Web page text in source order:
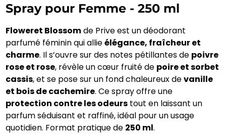
Spray pour Femme - 250 ml
Floweret Blossomde Prive est un déodorant
parfumé féminin qui allieélégance, fraîcheur et
charme. Il s’ouvre sur des notes pétillantes de poivre
rose et rose, révèle un cœur fruité de poire et sorbet
cassis, et se pose sur un fond chaleureux devanille
et bois de cachemire. Ce spray offre une
protection contre les odeurs tout en laissant un
parfum séduisant et raffiné, idéal pour un usage
quotidien. Format pratique de 250 ml.